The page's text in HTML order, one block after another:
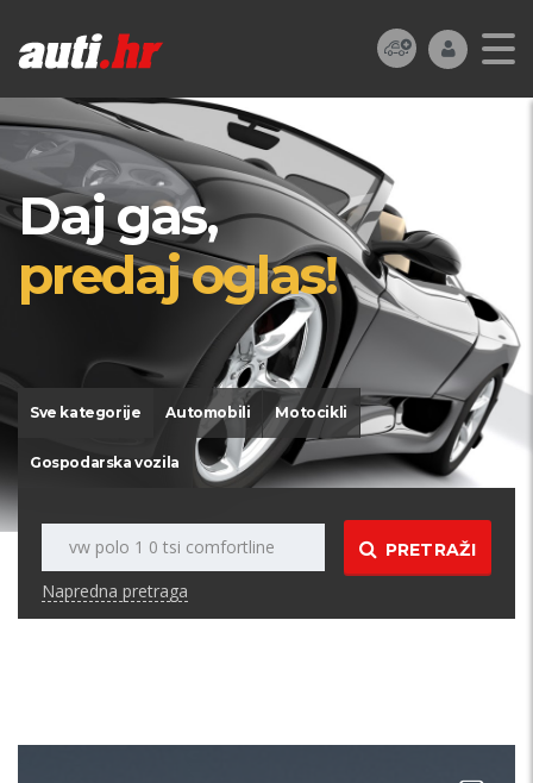
Daj gas,
predaj oglas!
Sve kategorije Automobili Motocikli
Gospodarska vozila
PRETRAŽI
Napredna pretraga